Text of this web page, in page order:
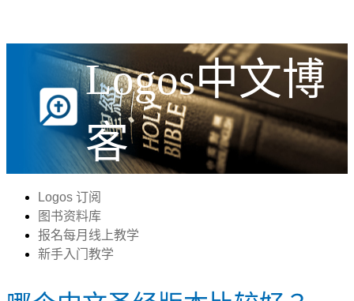
Logos中文博
客
Logos 订阅
图书资料库
报名每月线上教学
新手入门教学